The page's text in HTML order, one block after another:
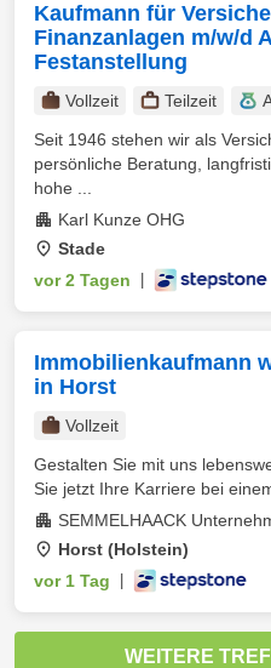
Kaufmann für
Finanzanlagen m/w/d
Festanstellung
Vollzeit Teilzeit
Seit 1946 stehen wir als
persönliche Beratung,
hohe ...
Karl Kunze OHG
Stade
vor 2 Tagen
Immobilienkaufmann
in Horst
Vollzeit
Gestalten Sie mit uns
Sie jetzt Ihre Karriere bei
SEMMELHAACK
Horst (Holstein)
vor 1 Tag
WEITERE